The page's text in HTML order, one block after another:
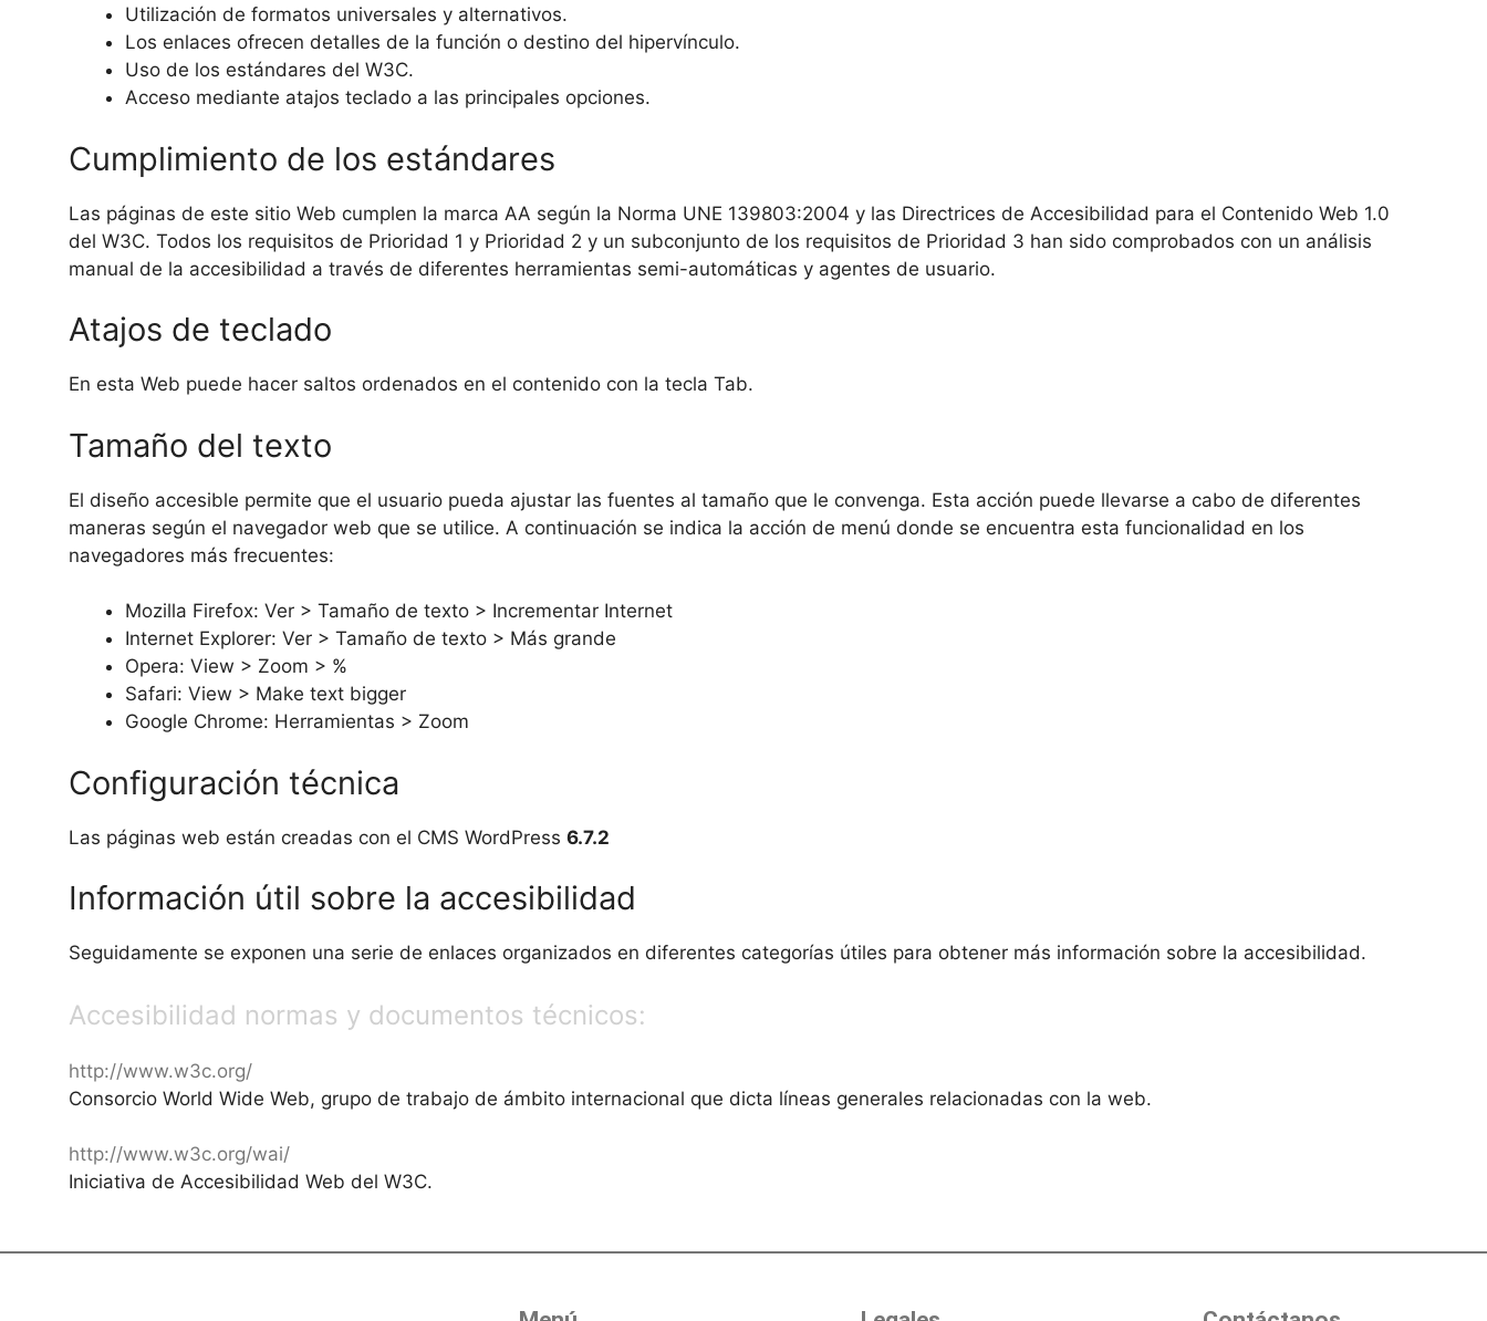
Utilización de formatos universales y alternativos.
Los enlaces ofrecen detalles de la función o destino del hipervínculo.
Uso de los estándares del W3C.
Acceso mediante atajos teclado a las principales opciones.
Cumplimiento de los estándares
Las páginas de este sitio Web cumplen la marca AA según la Norma UNE 139803:2004 y las Directrices de Accesibilidad para el Contenido Web 1.0
del W3C. Todos los requisitos de Prioridad 1 y Prioridad 2 y un subconjunto de los requisitos de Prioridad 3 han sido comprobados con un análisis
manual de la accesibilidad a través de diferentes herramientas semi-automáticas y agentes de usuario.
Atajos de teclado
En esta Web puede hacer saltos ordenados en el contenido con la tecla Tab.
Tamaño del texto
El diseño accesible permite que el usuario pueda ajustar las fuentes al tamaño que le convenga. Esta acción puede llevarse a cabo de diferentes
maneras según el navegador web que se utilice. A continuación se indica la acción de menú donde se encuentra esta funcionalidad en los
navegadores más frecuentes:
Mozilla Firefox: Ver > Tamaño de texto > Incrementar Internet
Internet Explorer: Ver > Tamaño de texto > Más grande
Opera: View > Zoom > %
Safari: View > Make text bigger
Google Chrome: Herramientas > Zoom
Configuración técnica
Las páginas web están creadas con el CMS WordPress 6.7.2
Información útil sobre la accesibilidad
Seguidamente se exponen una serie de enlaces organizados en diferentes categorías útiles para obtener más información sobre la accesibilidad.
Accesibilidad normas y documentos técnicos:
http://www.w3c.org/
Consorcio World Wide Web, grupo de trabajo de ámbito internacional que dicta líneas generales relacionadas con la web.
http://www.w3c.org/wai/
Iniciativa de Accesibilidad Web del W3C.